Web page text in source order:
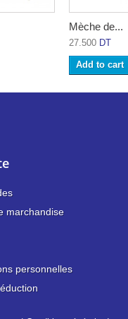
Mèche de...
27.500 DT
Add to cart
marchandise
personnelles